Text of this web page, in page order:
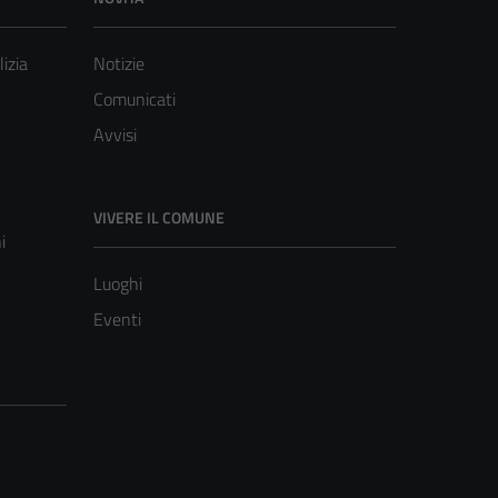
Notizie
Comunicati
Avvisi
VIVERE IL COMUNE
Luoghi
Eventi